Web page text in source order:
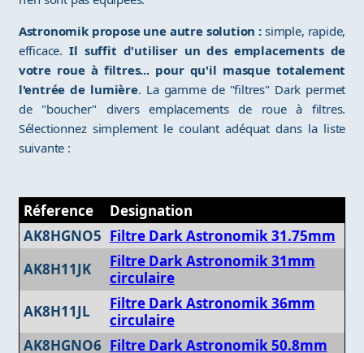
Astronomik propose une autre solution :simple, rapide,
efficace.Il suffit d'utiliser un des emplacements de
votre roue à filtres... pour qu'il masque totalement
l'entrée de lumière. La gamme de "filtres" Dark permet
de "boucher" divers emplacements de roue à filtres.
Sélectionnez simplement le coulant adéquat dans la liste
suivante :
Réference
Designation
AK8HGNO5 Filtre Dark Astronomik 31.75mm
AK8H11JK
Filtre Dark Astronomik 31mm
circulaire
AK8H11JL
Filtre Dark Astronomik 36mm
circulaire
AK8HGNO6 Filtre Dark Astronomik 50.8mm